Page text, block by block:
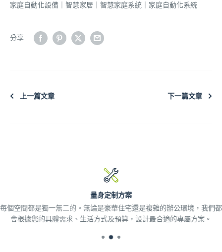
家庭自動化設備 ｜智慧家居 ｜智慧家庭系統 ｜家庭自動化系統
分享
上一篇文章 下一篇文章
量身定制方案
每個空間都是獨一無二的。無論是豪華住宅還是複雜的辦公環境，我們都
會根據您的具體需求、生活方式及預算，設計最合適的專屬方案。